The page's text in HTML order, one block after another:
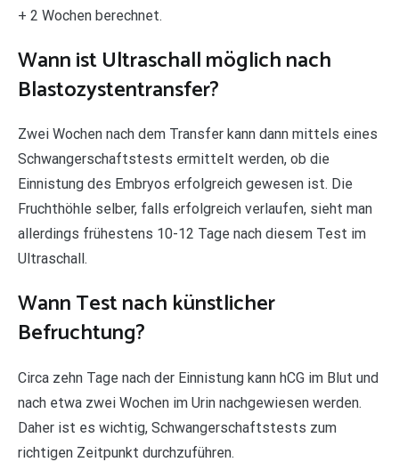
+ 2 Wochen berechnet.
Wann ist Ultraschall möglich nach
Blastozystentransfer?
Zwei Wochen nach dem Transfer kann dann mittels eines
Schwangerschaftstests ermittelt werden, ob die
Einnistung des Embryos erfolgreich gewesen ist. Die
Fruchthöhle selber, falls erfolgreich verlaufen, sieht man
allerdings frühestens 10-12 Tage nach diesem Test im
Ultraschall.
Wann Test nach künstlicher
Befruchtung?
Circa zehn Tage nach der Einnistung kann hCG im Blut und
nach etwa zwei Wochen im Urin nachgewiesen werden.
Daher ist es wichtig, Schwangerschaftstests zum
richtigen Zeitpunkt durchzuführen.